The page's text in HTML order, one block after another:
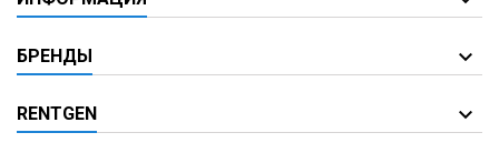
БРЕНДЫ
RENTGEN